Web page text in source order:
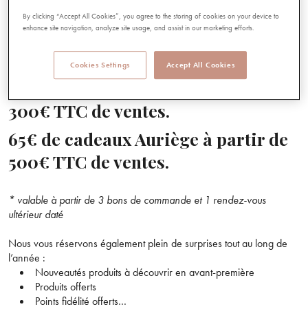
vous bénéficiez de privilèges exclusifs !
300€ TTC de ventes.
65€ de cadeaux Auriège à partir de
500€ TTC de ventes.
* valable à partir de 3 bons de commande et 1 rendez-vous
ultérieur daté
Nous vous réservons également plein de surprises tout au long de
l’année :
Nouveautés produits à découvrir en avant-première
Produits offerts
Points fidélité offerts…
By clicking “Accept All Cookies”, you agree to the storing of cookies on your device to
enhance site navigation, analyze site usage, and assist in our marketing efforts.
Accept All Cookies
Cookies Settings